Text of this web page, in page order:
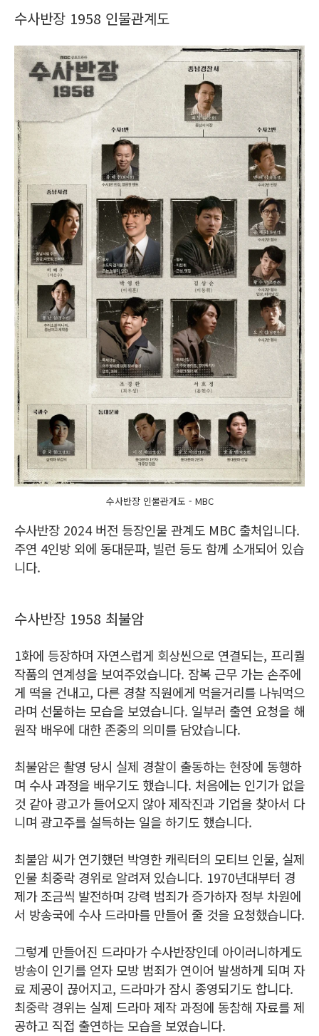
수사반장 1958 인물관계도
수사반장 인물관게도 - MBC
수사반장 2024 버전 등장인물 관계도 MBC 출처입니다.
주연 4인방 외에 동대문파, 빌런 등도 함께 소개되어 있습
니다.
수사반장 1958 최불암
1화에 등장하며 자연스럽게 회상씬으로 연결되는, 프리퀄
작품의 연계성을 보여주었습니다. 잠복 근무 가는 손주에
게 떡을 건내고, 다른 경찰 직원에게 먹을거리를 나눠먹으
라며 선물하는 모습을 보였습니다. 일부러 출연 요청을 해
원작 배우에 대한 존중의 의미를 담았습니다.
최불암은 촬영 당시 실제 경찰이 출동하는 현장에 동행하
며 수사 과정을 배우기도 했습니다. 처음에는 인기가 없을
것 같아 광고가 들어오지 않아 제작진과 기업을 찾아서 다
니며 광고주를 설득하는 일을 하기도 했습니다.
최불암 씨가 연기했던 박영한 캐릭터의 모티브 인물, 실제
인물 최중락 경위로 알려져 있습니다. 1970년대부터 경
제가 조금씩 발전하며 강력 범죄가 증가하자 정부 차원에
서 방송국에 수사 드라마를 만들어 줄 것을 요청했습니다.
그렇게 만들어진 드라마가 수사반장인데 아이러니하게도
방송이 인기를 얻자 모방 범죄가 연이어 발생하게 되며 자
료 제공이 끊어지고, 드라마가 잠시 종영되기도 합니다.
최중락 경위는 실제 드라마 제작 과정에 동참해 자료를 제
공하고 직접 출연하는 모습을 보였습니다.